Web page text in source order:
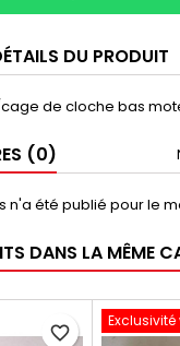
DU PRODUIT
cage de cloche bas
(0)
n'a été publié pour le
DANS LA MÊME
favorite_border
Exclusivité